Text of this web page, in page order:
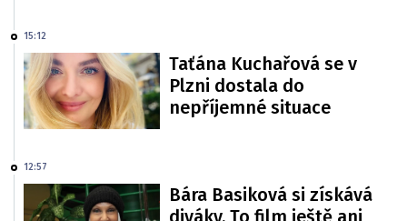
15:12
Taťána Kuchařová se v
Plzni dostala do
nepříjemné situace
12:57
Bára Basiková si získává
diváky. To film ještě ani